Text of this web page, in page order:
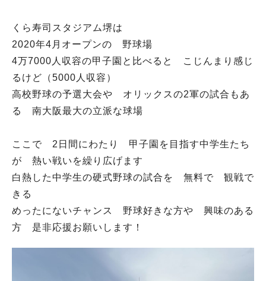
くら寿司スタジアム堺は
2020年4月オープンの 野球場
4万7000人収容の甲子園と比べると こじんまり感じ
るけど（5000人収容）
高校野球の予選大会や オリックスの2軍の試合もあ
る 南大阪最大の立派な球場
ここで 2日間にわたり 甲子園を目指す中学生たち
が 熱い戦いを繰り広げます
白熱した中学生の硬式野球の試合を 無料で 観戦で
きる
めったにないチャンス 野球好きな方や 興味のある
方 是非応援お願いします！